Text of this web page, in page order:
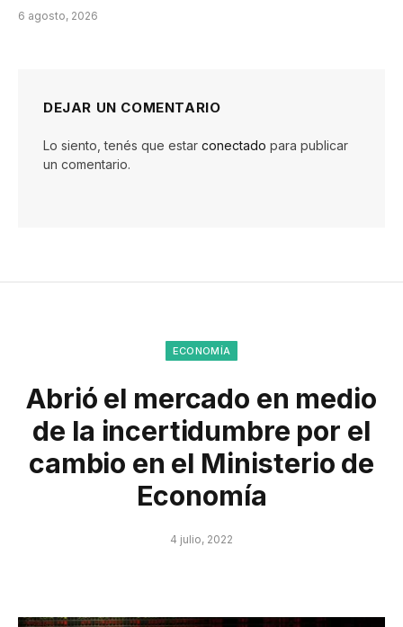
6 agosto, 2026
DEJAR UN COMENTARIO
Lo siento, tenés que estar conectado para publicar
un comentario.
ECONOMÍA
Abrió el mercado en medio
de la incertidumbre por el
cambio en el Ministerio de
Economía
4 julio, 2022